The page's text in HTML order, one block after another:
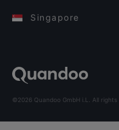
Singapore
©2026 Quandoo GmbH i.L. All rights